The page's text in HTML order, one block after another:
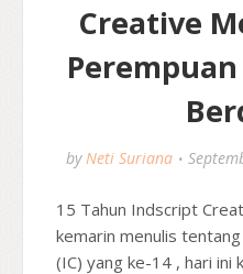
Creative
by Neti Suriana
15 Tahun Indscript
kemarin menulis
(IC) yang ke-14 , hari ini